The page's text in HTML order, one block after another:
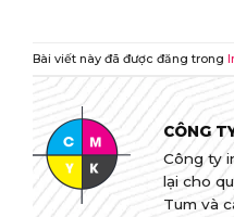
Bài viết này đã được đăng trong
CÔNG
Công ty
lại cho
Tum và